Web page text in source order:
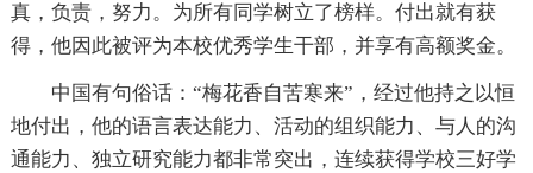
真，负责，努力。为所有同学树立了榜样。付出就有获
得，他因此被评为本校优秀学生干部，并享有高额奖金。
中国有句俗话：“梅花香自苦寒来”，经过他持之以恒
地付出，他的语言表达能力、活动的组织能力、与人的沟
通能力、独立研究能力都非常突出，连续获得学校三好学